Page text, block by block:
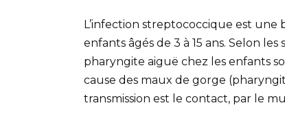
L’infection streptococcique est
enfants âgés de 3 à 15 ans. Selon
pharyngite aiguë chez les enfants
cause des maux de gorge
transmission est le contact, par le